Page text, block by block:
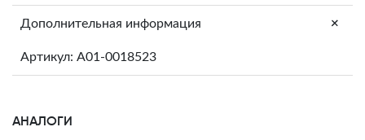
Дополнительная информация +
Артикул: A01-0018523
АНАЛОГИ